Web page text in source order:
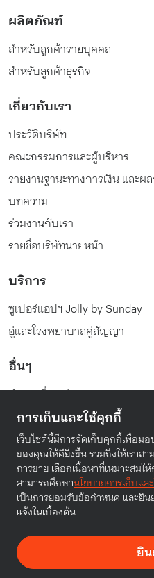
ผลิตภัณฑ์
สำหรับลูกค้ารายบุคคล
สำหรับลูกค้าธุรกิจ
เกี่ยวกับเรา
ประวัติบริษัท
คณะกรรมการและผู้บริหาร
รายงานฐานะทางการเงิน และผ
บทความ
ร่วมงานกับเรา
รายชื่อบริษัทนายหน้า
บริการ
ซูเปอร์แอปฯ Jolly by Sunday
อู่และโรงพยาบาลคู่สัญญา
อื่นๆ
คำถามที่พบบ่อย
นโยบายความเป็นส่วนตัว
เงื่อนไขในการให้บริการ
© Sunday Insurance
การเก็บและใช้คุกกี้
เว็บไซต์นี้มีการจัดเก็บคุกกี้เพื่อม
ของคุณให้ดียิ่งขึ้น รวมถึงให้เราส
การขาย เลือกเนื้อหาที่เหมาะสม
สามารถศึกษานโยบายการเก็บแล
เป็นการยอมรับข้อกำหนด และยิน
แจ้งในเบื้องต้น
ยิ